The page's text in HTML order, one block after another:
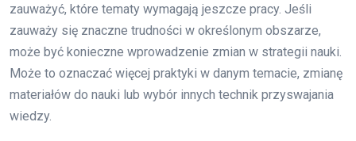
zauważyć, które tematy wymagają jeszcze pracy. Jeśli
zauważy się znaczne trudności w określonym obszarze,
może być konieczne wprowadzenie zmian w strategii nauki.
Może to oznaczać więcej praktyki w danym temacie, zmianę
materiałów do nauki lub wybór innych technik przyswajania
wiedzy.